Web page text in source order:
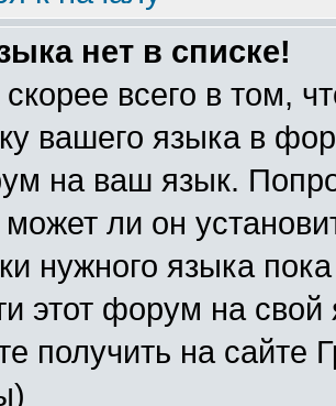
нет в списке!
всего в том,
вашего языка в
на ваш язык.
ли он
нужного языка
этот форум на
получить на сайте